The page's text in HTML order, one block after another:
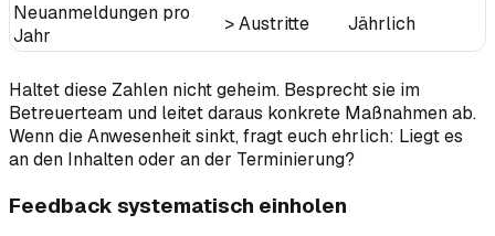
Neuanmeldungen pro
Jahr
> Austritte Jährlich
Haltet diese Zahlen nicht geheim. Besprecht sie im
Betreuerteam und leitet daraus konkrete Maßnahmen ab.
Wenn die Anwesenheit sinkt, fragt euch ehrlich: Liegt es
an den Inhalten oder an der Terminierung?
Feedback systematisch einholen